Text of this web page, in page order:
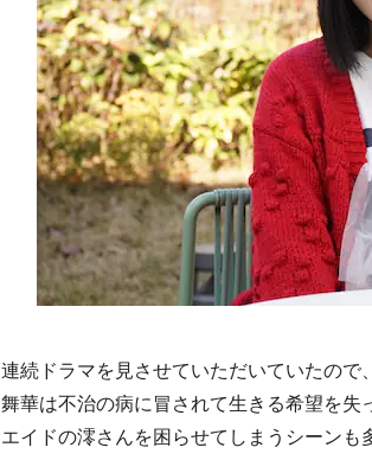
連続ドラマを見させていただいていたので
舞華は不治の病に冒されて生きる希望を
エイドの澪さんを困らせてしまうシーン